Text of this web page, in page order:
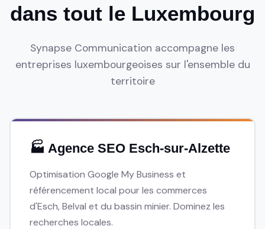
dans tout le Luxembourg
Synapse Communication accompagne les
entreprises luxembourgeoises sur l'ensemble du
territoire
🏭 Agence SEO Esch-sur-Alzette
Optimisation Google My Business et
référencement local pour les commerces
d'Esch, Belval et du bassin minier. Dominez les
recherches locales.